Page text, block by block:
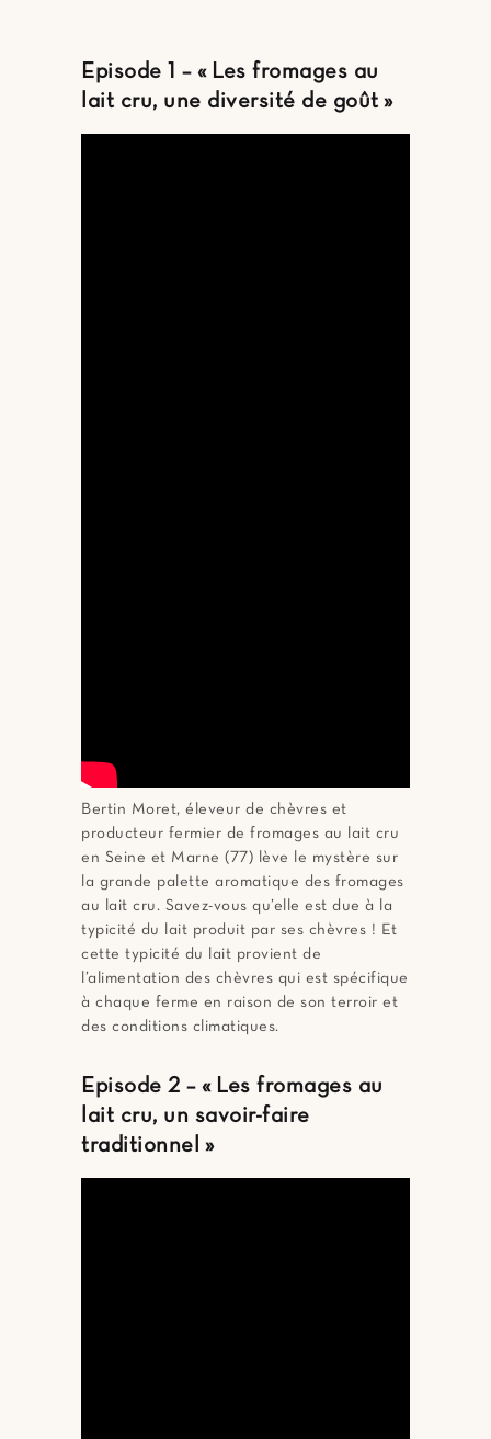
Episode 1 – « Les fromages au
lait cru, une diversité de goût »
Bertin Moret, éleveur de chèvres et
producteur fermier de fromages au lait cru
en Seine et Marne (77) lève le mystère sur
la grande palette aromatique des fromages
au lait cru. Savez-vous qu’elle est due à la
typicité du lait produit par ses chèvres ! Et
cette typicité du lait provient de
l’alimentation des chèvres qui est spécifique
à chaque ferme en raison de son terroir et
des conditions climatiques.
Episode 2 – « Les fromages au
lait cru, un savoir-faire
traditionnel »